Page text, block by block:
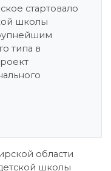
стартовало
школы
типа в
области
школы